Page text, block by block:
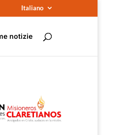
Italiano
notizie